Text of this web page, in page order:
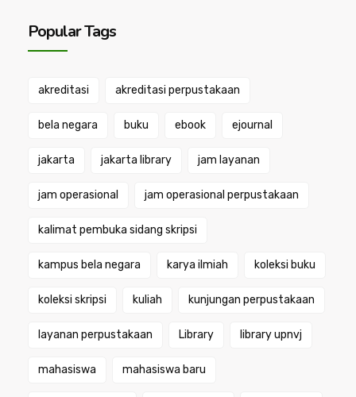
Popular Tags
akreditasi akreditasi perpustakaan
bela negara buku ebook ejournal
jakarta jakarta library jam layanan
jam operasional jam operasional perpustakaan
kalimat pembuka sidang skripsi
kampus bela negara karya ilmiah koleksi buku
koleksi skripsi kuliah kunjungan perpustakaan
layanan perpustakaan Library library upnvj
mahasiswa mahasiswa baru